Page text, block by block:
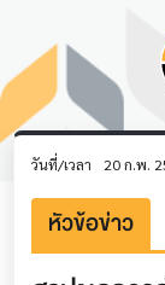
วันที่/เวลา 20 ก.พ.
หัวข้อข่าว